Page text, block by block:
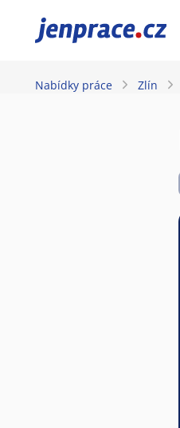
JenPráce.cz
Nabídky práce Zlín